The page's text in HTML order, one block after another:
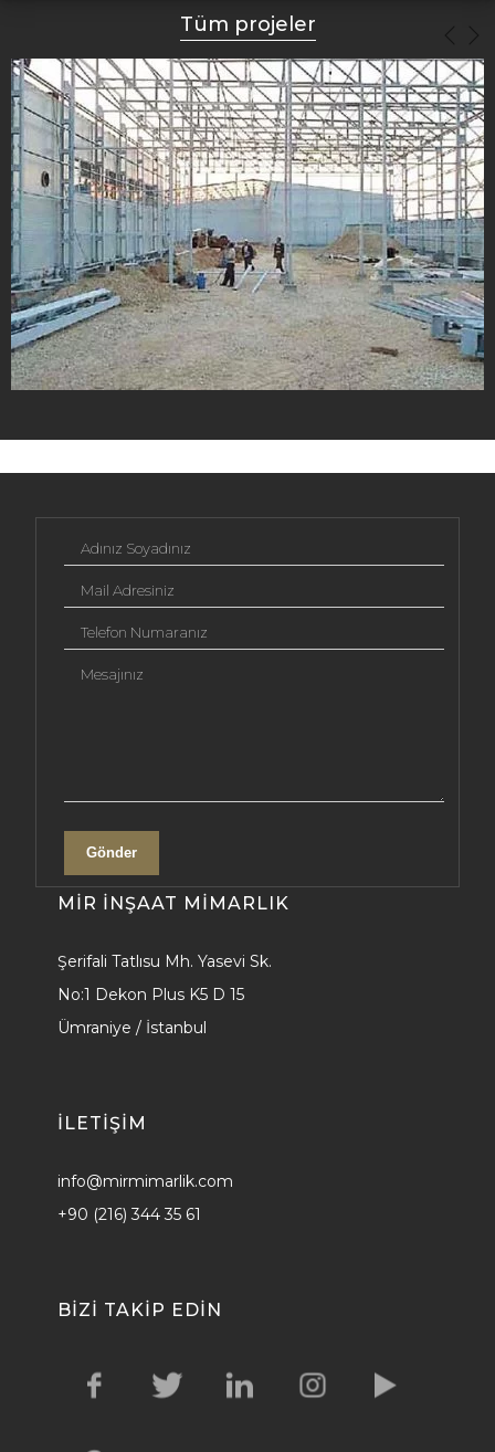
Tüm projeler
Adınız Soyadınız
Mail Adresiniz
Telefon Numaranız
Mesajınız
Gönder
MIR İNŞAAT MIMARLIK
Şerifali Tatlısu Mh. Yasevi Sk.
No:1 Dekon Plus K5 D 15
Ümraniye / İstanbul
ILETİŞİM
info@mirmimarlik.com
+90 (216) 344 35 61
BIZI TAKIP EDIN